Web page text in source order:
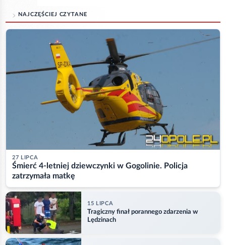
NAJCZĘŚCIEJ CZYTANE
27 LIPCA
Śmierć 4-letniej dziewczynki w Gogolinie. Policja
zatrzymała matkę
15 LIPCA
Tragiczny finał porannego zdarzenia w
Lędzinach